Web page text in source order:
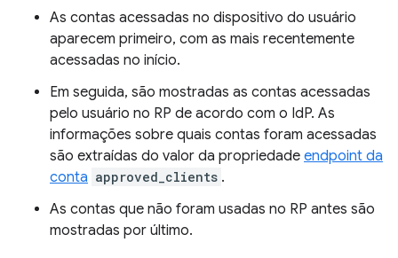
As contas acessadas no dispositivo do usuário
aparecem primeiro, com as mais recentemente
acessadas no início.
Em seguida, são mostradas as contas acessadas
pelo usuário no RP de acordo com o IdP. As
informações sobre quais contas foram acessadas
são extraídas do valor da propriedade endpoint da
conta approved_clients .
As contas que não foram usadas no RP antes são
mostradas por último.